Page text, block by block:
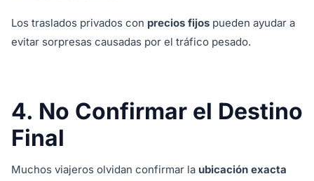
Los traslados privados con precios fijos pueden ayudar a
evitar sorpresas causadas por el tráfico pesado.
4. No Confirmar el Destino
Final
Muchos viajeros olvidan confirmar la ubicación exacta